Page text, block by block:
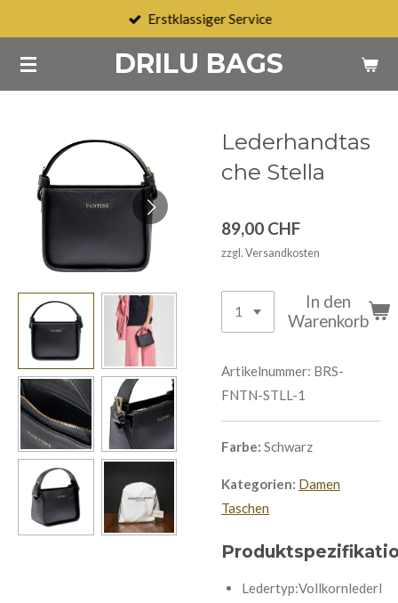
springen
DRILU BAGS
Erstklassiger Service
Lederhandtas
che Stella
89,00 CHF
zzgl. Versandkosten
In den
Warenkorb
Artikelnummer: BRS-
FNTN-STLL-1
Farbe: Schwarz
Kategorien: Damen
Taschen
Ledertyp:VollkornlederI